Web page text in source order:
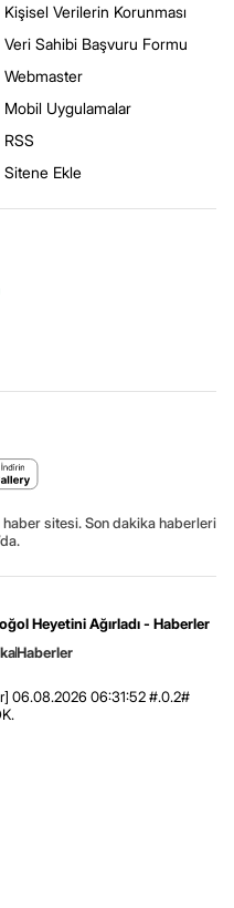
Kişisel Verilerin Korunması
Veri Sahibi Başvuru Formu
Webmaster
Mobil Uygulamalar
RSS
Sitene Ekle
haber sitesi. Son dakika haberleri
Heyetini Ağırladı - Haberler
Haberler
06.08.2026 06:31:52 #.0.2#